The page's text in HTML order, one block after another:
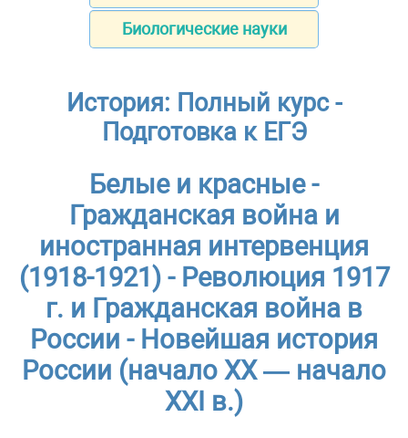
Биологические науки
История: Полный курс -
Подготовка к ЕГЭ
Белые и красные -
Гражданская война и
иностранная интервенция
(1918-1921) - Революция 1917
г. и Гражданская война в
России - Новейшая история
России (начало ХХ — начало
XXI в.)